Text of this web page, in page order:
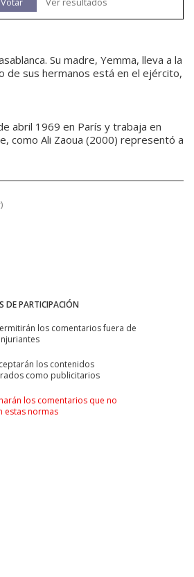
Su madre, Yemma, lleva a la
de sus hermanos está en el ejército,
abril 1969 en París y trabaja en
como Ali Zaoua (2000) representó a
)
DE PARTICIPACIÓN
los comentarios fuera de
los contenidos
como publicitarios
los comentarios que no
estas normas